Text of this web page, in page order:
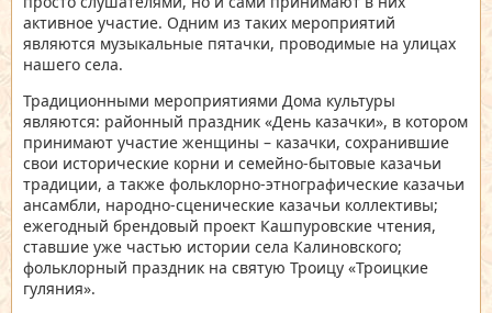
активное участие. Одним из таких мероприятий
являются музыкальные пятачки, проводимые на улицах
нашего села.
Традиционными мероприятиями Дома культуры
являются: районный праздник «День казачки», в котором
принимают участие женщины – казачки, сохранившие
свои исторические корни и семейно-бытовые казачьи
традиции, а также фольклорно-этнографические казачьи
ансамбли, народно-сценические казачьи коллективы;
ежегодный брендовый проект Кашпуровские чтения,
ставшие уже частью истории села Калиновского;
фольклорный праздник на святую Троицу «Троицкие
гуляния».